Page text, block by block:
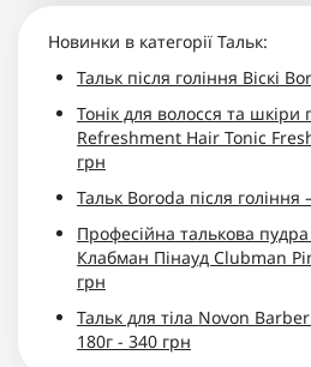
Новинки в категорії Тальк:
Тальк після гоління Віскі
Тонік для волосся та шкіри
Refreshment Hair Tonic
грн
Тальк Boroda після гоління
Професійна талькова пудра
Клабман Пінауд Clubman
грн
Тальк для тіла Novon
180г - 340 грн